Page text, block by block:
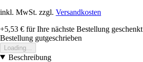
inkl. MwSt. zzgl. Versandkosten
+5,53 € für Ihre nächste Bestellung geschenkt
Bestellung gutgeschrieben
Loading...
Beschreibung